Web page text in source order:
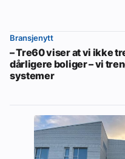
Bransjenytt
– Tre60 viser at vi ikke
dårligere boliger – vi
systemer